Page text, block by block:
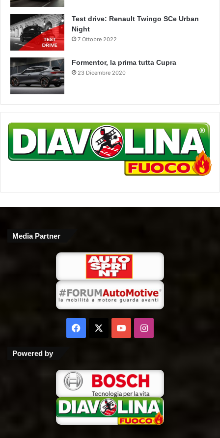
Test drive: Renault Twingo SCe Urban
Night
7 Ottobre 2022
Formentor, la prima tutta Cupra
23 Dicembre 2020
Media Partner
Facebook
You Instagram
Powered by